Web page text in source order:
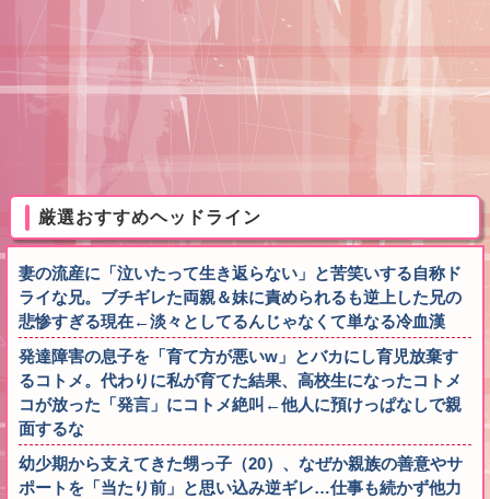
厳選おすすめヘッドライン
妻の流産に「泣いたって生き返らない」と苦笑いする自称ド
ライな兄。ブチギレた両親＆妹に責められるも逆上した兄の
悲惨すぎる現在←淡々としてるんじゃなくて単なる冷血漢
発達障害の息子を「育て方が悪いw」とバカにし育児放棄す
るコトメ。代わりに私が育てた結果、高校生になったコトメ
コが放った「発言」にコトメ絶叫←他人に預けっぱなしで親
面するな
幼少期から支えてきた甥っ子（20）、なぜか親族の善意やサ
ポートを「当たり前」と思い込み逆ギレ…仕事も続かず他力